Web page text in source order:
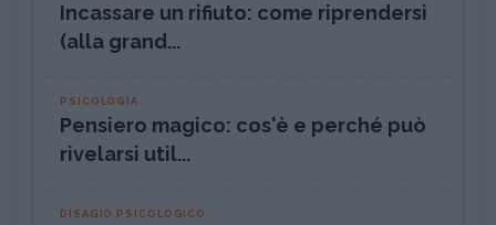
Incassare un rifiuto: come riprendersi
(alla grand...
PSICOLOGIA
Pensiero magico: cos'è e perché può
rivelarsi util...
DISAGIO PSICOLOGICO